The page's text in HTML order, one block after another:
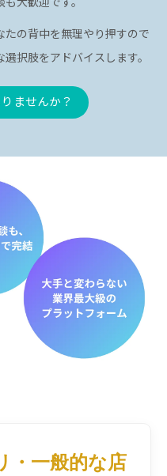
の背中を無理やり押すので
択肢をアドバイスします。
ませんか？
・一般的な店